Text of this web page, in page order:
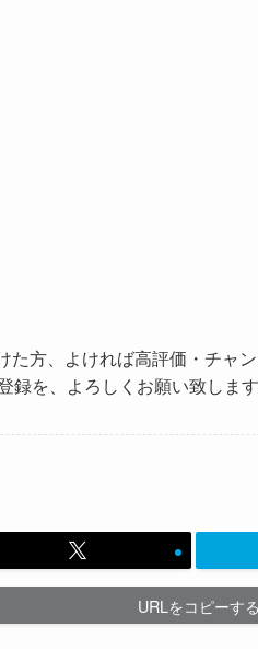
た方、よければ高評価・チ
を、よろしくお願い致します
URLをコピーする